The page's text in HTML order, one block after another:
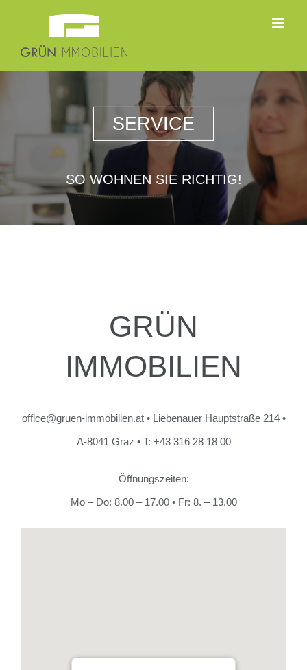
springen
SERVICE
SO WOHNEN SIE RICHTIG!
GRÜN
IMMOBILIEN
office@gruen-immobilien.at • Liebenauer Hauptstraße 214 •
A-8041 Graz • T: +43 316 28 18 00
Öffnungszeiten:
Mo – Do: 8.00 – 17.00 • Fr: 8. – 13.00